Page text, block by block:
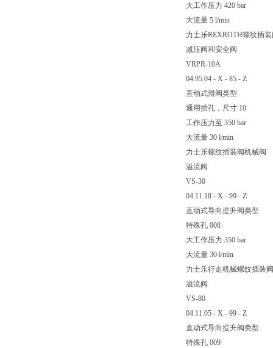
大工作压力 420 bar
大流量 5 l/min
力士乐REXROTH螺纹插
减压阀和安全阀
VRPR-10A
04.95.04 - X - 85 - Z
直动式滑阀类型
通用插孔，尺寸 10
工作压力至 350 bar
大流量 30 l/min
力士乐螺纹插装阀机械阀
溢流阀
VS-30
04.11.18 - X - 99 - Z
直动式导向提升阀类型
特殊孔 008
大工作压力 350 bar
大流量 30 l/min
力士乐行走机械螺纹插装阀
溢流阀
VS-80
04.11.05 - X - 99 - Z
直动式导向提升阀类型
特殊孔 009